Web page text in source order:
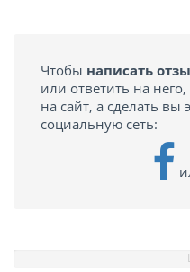
Чтобы написать
или ответить на
на сайт, а сделать вы
социальную сеть: